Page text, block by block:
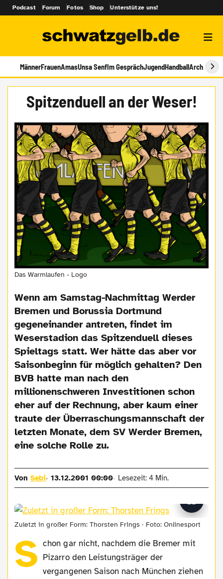
Podcast Forum Fotos Shop Unterstütze uns!
MännerFrauenAmasUnsa SenfIm GesprächJugendHandballArchiv
Spitzenduell an der Weser!
Das Warmlaufen - Logo
Wenn am Samstag-Nachmittag Werder
Bremen und Borussia Dortmund
gegeneinander antreten, findet im
Weserstadion das Spitzenduell dieses
Spieltags statt. Wer hätte das aber vor
Saisonbeginn für möglich gehalten? Den
BVB hatte man nach den
millionenschweren Investitionen schon
eher auf der Rechnung, aber kaum einer
traute der Überraschungsmannschaft der
letzten Monate, dem SV Werder Bremen,
eine solche Rolle zu.
VonSebi 13.12.2001 00:00 Lesezeit: 4 Min.
Zuletzt in großer Form: Thorsten Frings · Foto: Onlinesport
S chon gar nicht, nachdem die Bremer mit
Pizarro den Leistungsträger der
vergangenen Saison nach München ziehen